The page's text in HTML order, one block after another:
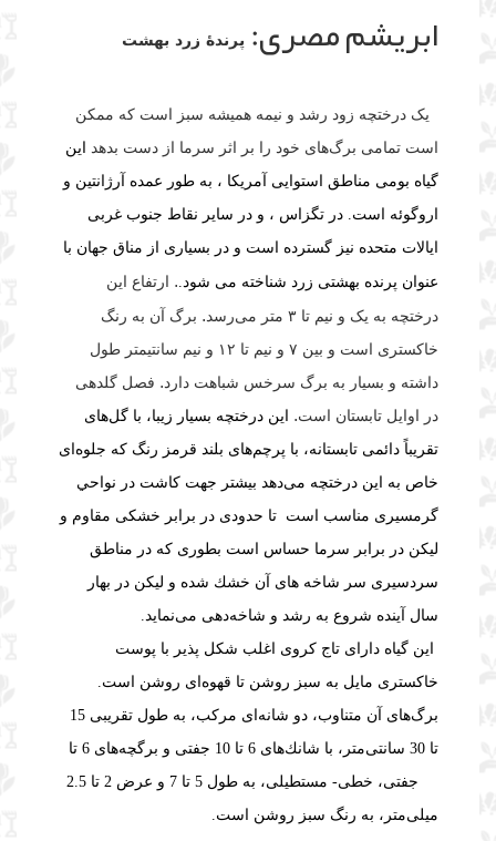
ابریشم مصری: پرندهٔ زرد بهشت
یک درختچه زود رشد و نیمه همیشه سبز است که ممکن
است تمامی برگ‌های خود را بر اثر سرما از دست بدهد
این
گیاه بومی مناطق استوایی آمریکا ، به طور عمده آرژانتین و
اروگوئه است. در تگزاس ، و در سایر نقاط جنوب غربی
ایالات متحده نیز گسترده است و در بسیاری از مناق جهان با
عنوان پرنده بهشتی زرد ​​شناخته می شود.. ارتفاع این
درختچه به یک و نیم تا ۳ متر می‌رسد. برگ آن به رنگ
خاکستری است و بین ۷ و نیم تا ۱۲ و نیم سانتیمتر طول
داشته و بسیار به برگ سرخس شباهت دارد. فصل گلدهی
در اوایل تابستان است.
این درختچه‌ بسيار زيبا، با گل‌های
تقريباً دائمی تابستانه، با پرچم‌های بلند قرمز رنگ كه جلوه‌ای
خاص به اين درختچه می‌دهد بیشتر جهت كاشت در نواحي
گرمسيری مناسب است تا حدودی در برابر خشكی مقاوم و
ليكن در برابر سرما حساس است بطوری كه در مناطق
سردسيری سر شاخه های آن خشك شده و ليكن در بهار
سال آينده شروع به رشد و شاخه‌دهی می‌نمايد.
این گیاه دارای تاج كروی اغلب شكل پذير با پوست
خاكستری مايل به سبز روشن تا قهوه‌ای روشن است.
برگ‌های آن متناوب، دو شانه‌ای مركب، به طول تقريبی 15
تا 30 سانتی‌متر، با شانك‌های 6 تا 10 جفتی و برگچه‌های 6 تا
10 جفتی، خطی- مستطيلی، به طول 5 تا 7 و عرض 2 تا 2.5
ميلی‌متر، به رنگ سبز روشن است.